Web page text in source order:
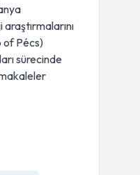
of Pécs)
sürecinde